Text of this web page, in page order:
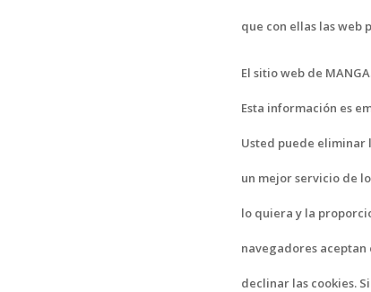
que con ellas las
El sitio web de
Esta información es
Usted puede eliminar
un mejor servicio de
lo quiera y la
navegadores
declinar las cookies.